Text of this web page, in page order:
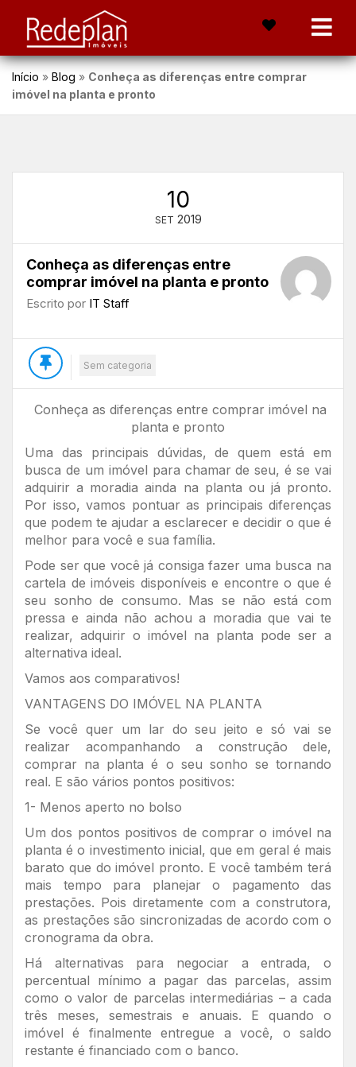
Início » Blog » Conheça as diferenças entre comprar
imóvel na planta e pronto
10
SET 2019
Conheça as diferenças entre
comprar imóvel na planta e pronto
Escrito por IT Staff
Sem categoria
Conheça as diferenças entre comprar imóvel na
planta e pronto
Uma das principais dúvidas, de quem está em
busca de um imóvel para chamar de seu, é se vai
adquirir a moradia ainda na planta ou já pronto.
Por isso, vamos pontuar as principais diferenças
que podem te ajudar a esclarecer e decidir o que é
melhor para você e sua família.
Pode ser que você já consiga fazer uma busca na
cartela de imóveis disponíveis e encontre o que é
seu sonho de consumo. Mas se não está com
pressa e ainda não achou a moradia que vai te
realizar, adquirir o imóvel na planta pode ser a
alternativa ideal.
Vamos aos comparativos!
VANTAGENS DO IMÓVEL NA PLANTA
Se você quer um lar do seu jeito e só vai se
realizar acompanhando a construção dele,
comprar na planta é o seu sonho se tornando
real. E são vários pontos positivos:
1- Menos aperto no bolso
Um dos pontos positivos de comprar o imóvel na
planta é o investimento inicial, que em geral é mais
barato que do imóvel pronto. E você também terá
mais tempo para planejar o pagamento das
prestações. Pois diretamente com a construtora,
as prestações são sincronizadas de acordo com o
cronograma da obra.
Há alternativas para negociar a entrada, o
percentual mínimo a pagar das parcelas, assim
como o valor de parcelas intermediárias – a cada
três meses, semestrais e anuais. E quando o
imóvel é finalmente entregue a você, o saldo
restante é financiado com o banco.